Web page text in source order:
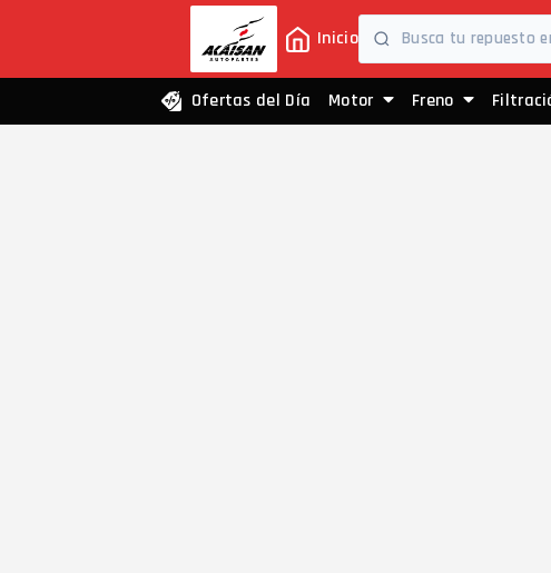
Inicio
Ofertas del Día Motor Freno